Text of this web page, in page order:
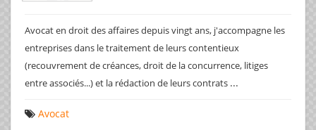
Avocat en droit des affaires depuis vingt ans, j'accompagne les
entreprises dans le traitement de leurs contentieux
(recouvrement de créances, droit de la concurrence, litiges
entre associés...) et la rédaction de leurs contrats ...
Avocat